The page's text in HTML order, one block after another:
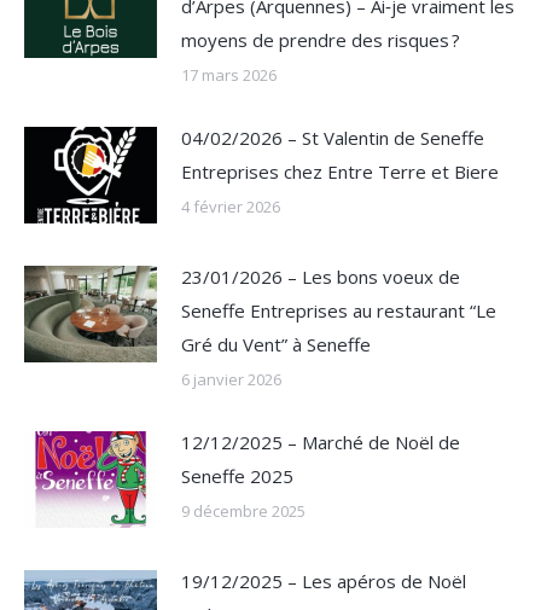
d’Arpes (Arquennes) – Ai‑je vraiment les
moyens de prendre des risques ?
17 mars 2026
04/02/2026 – St Valentin de Seneffe
Entreprises chez Entre Terre et Biere
4 février 2026
23/01/2026 – Les bons voeux de
Seneffe Entreprises au restaurant “Le
Gré du Vent” à Seneffe
6 janvier 2026
12/12/2025 – Marché de Noël de
Seneffe 2025
9 décembre 2025
19/12/2025 – Les apéros de Noël